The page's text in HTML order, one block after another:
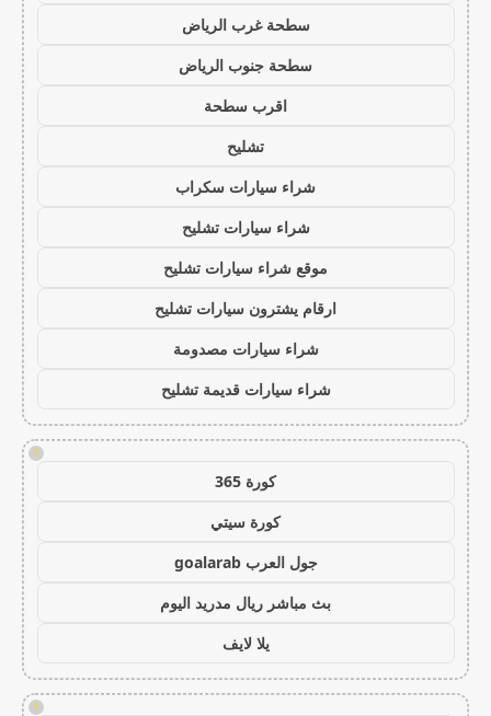
سطحة غرب الرياض
سطحة جنوب الرياض
اقرب سطحة
تشليح
شراء سيارات سكراب
شراء سيارات تشليح
موقع شراء سيارات تشليح
ارقام يشترون سيارات تشليح
شراء سيارات مصدومة
شراء سيارات قديمة تشليح
!
كورة 365
كورة سيتي
جول العرب goalarab
بث مباشر ريال مدريد اليوم
يلا لايف
!